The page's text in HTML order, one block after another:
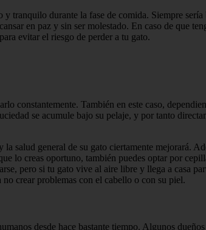
tranquilo durante la fase de comida. Siempre
en paz y sin ser molestado. En caso de que
evitar el riesgo de perder a tu gato.
constantemente. También en este caso,
se acumule bajo su pelaje, y por tanto
salud general de su gato ciertamente mejorará.
lo creas oportuno, también puedes optar por
pero si tu gato vive al aire libre y llega a casa
crear problemas con el cabello o con su piel.
desde hace bastante tiempo. Algunos